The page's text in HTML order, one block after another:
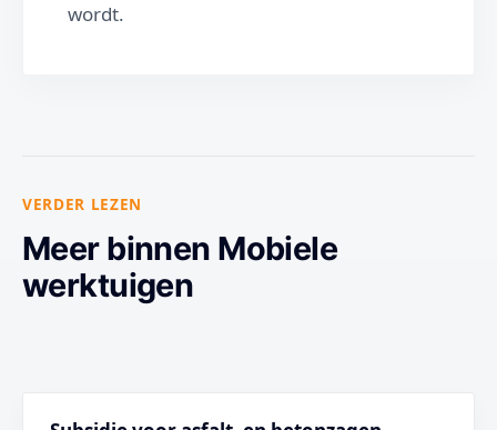
wordt.
VERDER LEZEN
Meer binnen Mobiele
werktuigen